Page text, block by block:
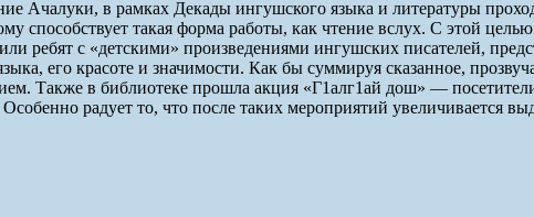
Ачалуки, в рамках Декады ингушского языка и литературы
способствует такая форма работы, как чтение вслух. С этой
ребят с «детскими» произведениями ингушских писателей,
его красоте и значимости. Как бы суммируя сказанное,
Также в библиотеке прошла акция «Г1алг1ай дош» —
радует то, что после таких мероприятий увеличивается